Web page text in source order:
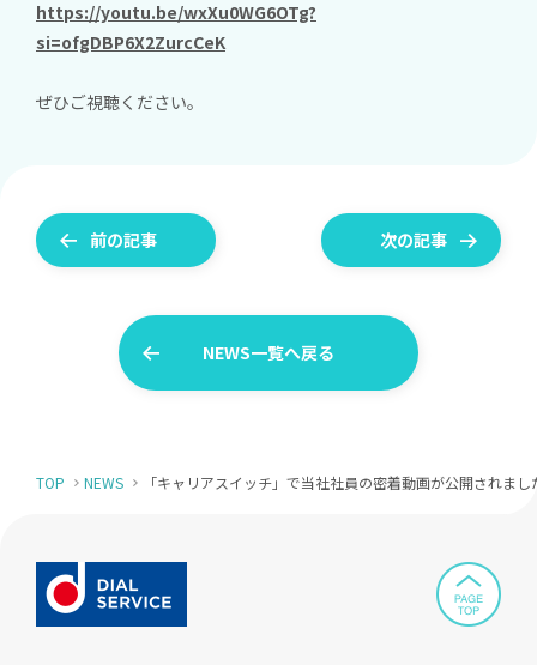
https://youtu.be/wxXu0WG6OTg?
si=ofgDBP6X2ZurcCeK
ぜひご視聴ください。
前の記事
NEWS一覧へ戻る
次の記事
TOP NEWS 「キャリアスイッチ」で当社社員の密着動画が公開されまし